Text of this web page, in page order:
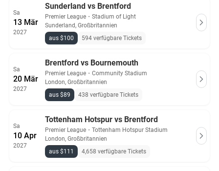
Sa
13 Mär
2027
Sunderland vs Brentford
Premier League ・ Stadium of Light
Sunderland, Großbritannien
aus $100
594 verfügbare Tickets
Sa
20 Mär
2027
Brentford vs Bournemouth
Premier League ・ Community Stadium
London, Großbritannien
aus $89
438 verfügbare Tickets
Sa
10 Apr
2027
Tottenham Hotspur vs Brentford
Premier League ・ Tottenham Hotspur Stadium
London, Großbritannien
aus $111
4,658 verfügbare Tickets